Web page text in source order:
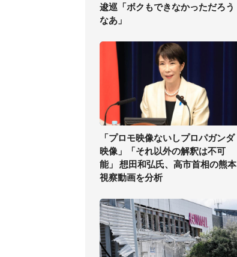
逡巡「ボクもできなかっただろう
なあ」
「プロモ映像ないしプロパガンダ
映像」「それ以外の解釈は不可
能」 想田和弘氏、高市首相の熊本
視察動画を分析